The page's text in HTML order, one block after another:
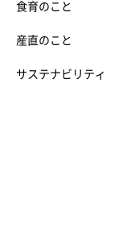
食育のこと
産直のこと
サステナビリティ